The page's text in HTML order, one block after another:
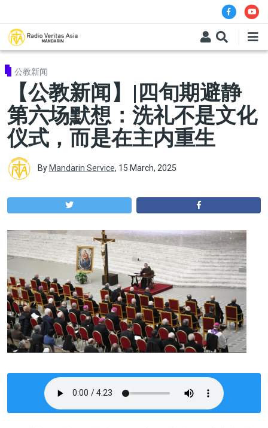
公教新闻
【公教新闻】|四旬期避静
第六场默想：洗礼不是文化
仪式，而是在主内重生
By Mandarin Service, 15 March, 2025